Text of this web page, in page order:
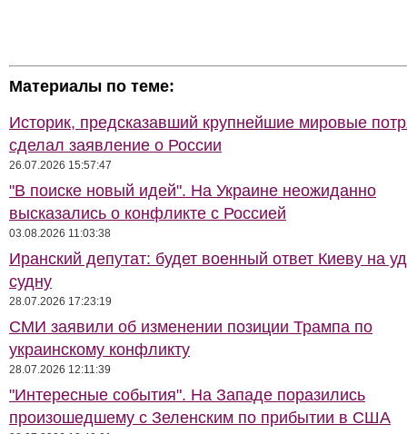
Материалы по теме:
Историк, предсказавший крупнейшие мировые
сделал заявление о России
26.07.2026 15:57:47
"В поиске новый идей". На Украине неожиданно
высказались о конфликте с Россией
03.08.2026 11:03:38
Иранский депутат: будет военный ответ Киеву на
судну
28.07.2026 17:23:19
СМИ заявили об изменении позиции Трампа по
украинскому конфликту
28.07.2026 12:11:39
"Интересные события". На Западе поразились
произошедшему с Зеленским по прибытии в США